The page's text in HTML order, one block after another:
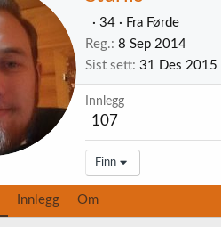
· 34 · Fra Førde
Reg. 8 Sep 2014
Sist sett 31 Des 2015
Innlegg
107
Finn
Innlegg Om